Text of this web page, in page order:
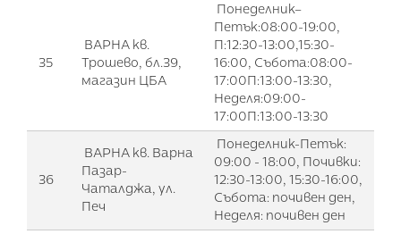
35
ВАРНА кв.
Трошево, бл.39,
магазин ЦБА
Понеделник–
Петък:08:00-19:00,
П:12:30-13:00,15:30-
16:00, Събота:08:00-
17:00П:13:00-13:30,
Неделя:09:00-
17:00П:13:00-13:30
36
ВАРНА кв. Варна
Пазар-
Чаталджа, ул.
Печ
Понеделник-Петък:
09:00 - 18:00, Почивки:
12:30-13:00, 15:30-16:00,
Събота: почивен ден,
Неделя: почивен ден